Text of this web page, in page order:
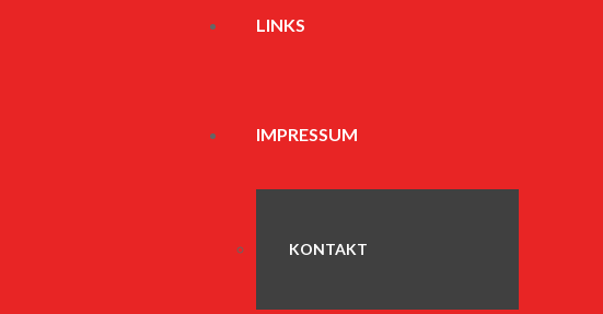
LINKS
IMPRESSUM
KONTAKT